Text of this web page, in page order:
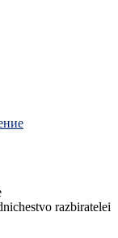
razbiratelei